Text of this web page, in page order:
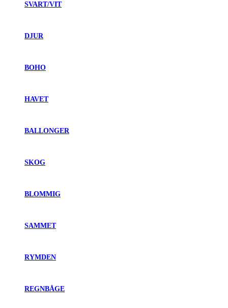
SVART/VIT
DJUR
BOHO
HAVET
BALLONGER
SKOG
BLOMMIG
SAMMET
RYMDEN
REGNBÅGE